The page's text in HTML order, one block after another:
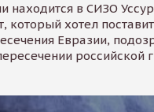
находится в СИЗО
который хотел
Евразии,
российской